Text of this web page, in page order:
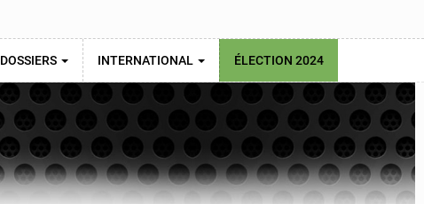
DOSSIERS INTERNATIONAL ÉLECTION 2024